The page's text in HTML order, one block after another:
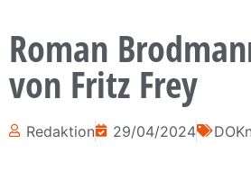
Roman
von Fritz Frey
Redaktion 29/04/2024